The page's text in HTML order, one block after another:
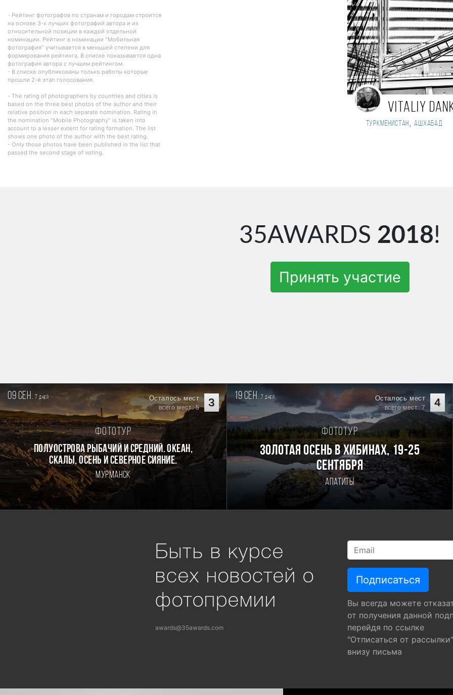
- Рейтинг фотографов по странам и городам строится
на основе 3-х лучших фотографий автора и их
относительной позиции в каждой отдельной
номинации. Рейтинг в номинации "Мобильная
фотография" учитывается в меньшей степени для
формирования рейтинга. В списке показывается одна
фотография автора с лучшим рейтингом.
- В списке опубликованы только работы которые
прошли 2-й этап голосования.
- The rating of photographers by countries and cities is
based on the three best photos of the author and their
relative position in each separate nomination. Rating in
the nomination "Mobile Photography" is taken into
account to a lesser extent for rating formation. The list
shows one photo of the author with the best rating.
- Only those photos have been published in the list that
passed the second stage of voting.
Vitaliy
Туркменистан, Ашхабад
35AWARDS 2018!
Принять участие
09 сен. 7дней 3
Осталось мест
всего мест: 5
Фототур
Полуострова Рыбачий и Средний. Океан,
скалы, осень и северное сияние.
Мурманск
19 сен. 7дней 4
Осталось мест
всего мест: 7
Фототур
Золотая осень в Хибинах, 19-25
сентября
Апатиты
Быть в курсе
всех новостей о
фотопремии
awards@35awards.com
Вы всегда можете
от получения данной
перейдя по ссылке
"Отписаться от рассылки"
внизу письма